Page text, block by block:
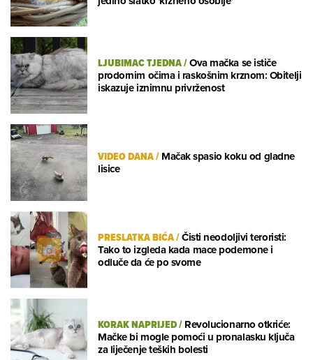
LJUBIMAC TJEDNA/Ova mačka se ističe
prodornim očima i raskošnim krznom: Obitelji
iskazuje iznimnu privrženost
VIDEO DANA/Mačak spasio koku od gladne
lisice
PRESLATKA BIĆA/Čisti neodoljivi teroristi:
Tako to izgleda kada mace podemone i
odluče da će po svome
KORAK NAPRIJED/Revolucionarno otkriće:
Mačke bi mogle pomoći u pronalasku ključa
za liječenje teških bolesti